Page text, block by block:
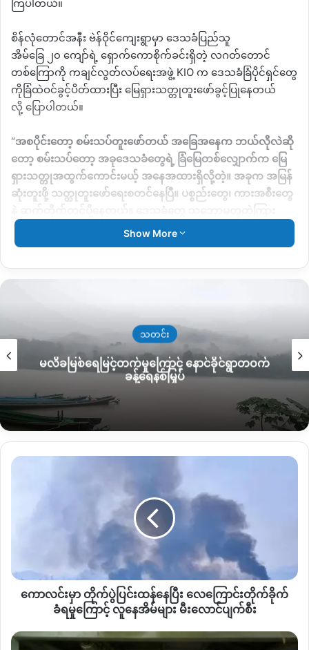
ကြပါတယ်။
စိန်လုံတောင်အနီး ဗဲန်ဝိုင်ကျေးရွာမှာ ဒေသခံပြည်သူ
အိမ်ခြေ ၂၀ ကျော်ရဲ့ ရှောက်ကောစိုက်ခင်းရှိတဲ့ လဂတ်တောင်
တစ်ကြောကို ကချင်လွတ်လပ်ရေးအဖွဲ့ KIO က ဒေသခံခြံပိုင်ရှင်တွေ
ကိုခြံထဲဝင်ခွင့်ပိတ်ထားပြီး မြေရှားသတ္တုတူးဖော်ခွင့်ပြုနေတယ်
လို့ ပြောပါတယ်။
“အစပိုင်းတော့ စမ်းသပ်တူးဖော်တယ် အခြေအနေက ဘယ်လိုလဲဆို
တော့ စမ်းသပ်တော့ အခုဒေသခံတွေရဲ့ ခြံမြေတစ်လျှောက်က မြေ
ရှားသတ္တုအထွက်ကောင်းမယ့် အနေအထားရှိလို့တဲ့။ အခုက အမြန်
ဆုံးတူးဖို့ သတ္တုတူးဖော်ရေးစတင်နေပြီ။ ပစ္စည်းတွေ၊ ကားအစီးတွေ
က
တူးဖော်နေတယ်။
ကို သွားခွင့်မပေးဘူး ပိတ်ပင်ထားတယ်”လို့ ဒေသခံ ကက်သလစ်
တပ်ဖွဲ့ဝင်တွေက မြေရှားတူးဖော်တာနဲ့ပတ်သက်ပြီး
အခင်းပိုင်ရှင်တွေကို အသက်အန္တရာယ်ထိခိုက်စေတာမျိုးတွေအထိ
ခြိမ်းခြောက်ထားတွေရှိနေတာကြောင့် ခြံထဲသွားလို့မရတာဘဲ စိုးရိမ်
ပြောပါတယ်။
စိန်လုံကျေးရွာနဲ့ မိုင်ဂျာယန်ကြားက ဗဲန်ဝိုင်ဒေသခံတွေရဲ့ ရှောက်
ကောစိုက်ခင်းနေရာမှာ မြေရှားသတ္တုစမ်းသပ်တူးဖော်လာတာနဲ့
သက်ဆိုင်ရာ
သက်ဆိုင်ရာKIO အရာရှိတွေဘက်က
နားထောင်တဲ့အနေနဲ့
ဒေသခံတွေကန့်ကွက်
တဲ့နေရာမှာ
မြေရှားသတ္တုမတူးဖော်ဖို့ သဘောတူတယ်ဆိုပြီး
ပြောဆို
လိုက်တယ်လို့ ဒေသခံတွေဘက်က ပြောပါတယ်။
ဆုတောင်းပွဲအစီအစဉ်ကို ပြီးခဲ့တဲ့ ဇန်နဝါရီလဆန်းပိုင်းက ပြုလုပ်ခဲ့
Show More
သတင်း
မလိခမြစ်ရေမြင့်တက်မှုကြောင့် နောင်ခိုင်ရွာတဝက်
ခန့်ရေနစ်မြှပ်
ကော
တိုက်ခိုက်
ကြောင့်
ကောလင်းမှာ တိုက်ပွဲပြင်းထန်နေပြီး လေကြောင်းတိုက်ခိုက်
ခံရမှုကြောင့် လူနေအိမ်များ မီးလောင်ပျက်စီး
န